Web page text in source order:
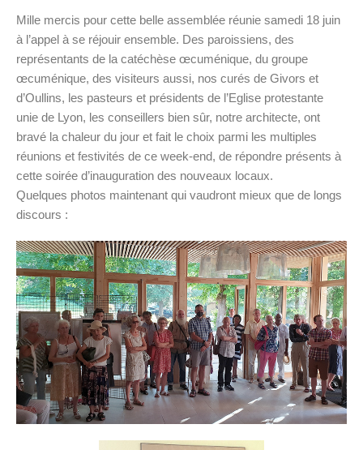
Mille mercis pour cette belle assemblée réunie samedi 18 juin
à l’appel à se réjouir ensemble. Des paroissiens, des
représentants de la catéchèse œcuménique, du groupe
œcuménique, des visiteurs aussi, nos curés de Givors et
d’Oullins, les pasteurs et présidents de l’Eglise protestante
unie de Lyon, les conseillers bien sûr, notre architecte, ont
bravé la chaleur du jour et fait le choix parmi les multiples
réunions et festivités de ce week-end, de répondre présents à
cette soirée d’inauguration des nouveaux locaux.
Quelques photos maintenant qui vaudront mieux que de longs
discours :